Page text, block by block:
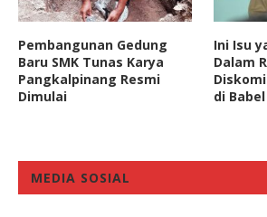
Pembangunan Gedung
Baru SMK Tunas Karya
Pangkalpinang Resmi
Dimulai
Ini Isu
Dalam
di Babel
MEDIA SOSIAL